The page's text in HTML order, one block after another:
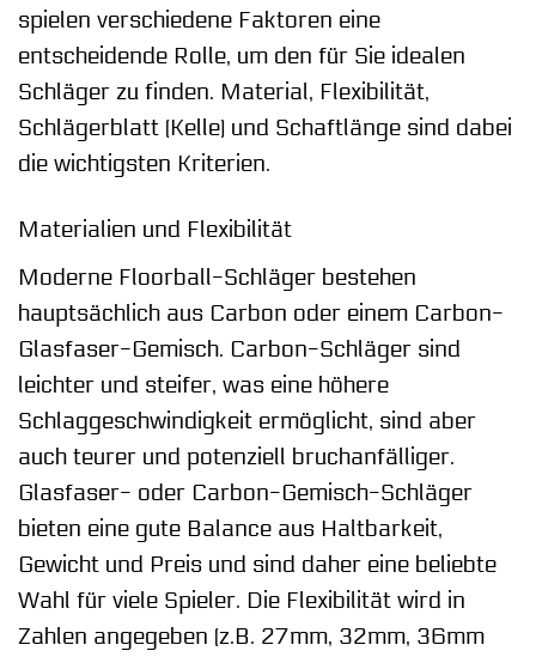
spielen verschiedene Faktoren eine
entscheidende Rolle, um den für Sie idealen
Schläger zu finden. Material, Flexibilität,
Schlägerblatt (Kelle) und Schaftlänge sind dabei
die wichtigsten Kriterien.
Materialien und Flexibilität
Moderne Floorball-Schläger bestehen
hauptsächlich aus Carbon oder einem Carbon-
Glasfaser-Gemisch. Carbon-Schläger sind
leichter und steifer, was eine höhere
Schlaggeschwindigkeit ermöglicht, sind aber
auch teurer und potenziell bruchanfälliger.
Glasfaser- oder Carbon-Gemisch-Schläger
bieten eine gute Balance aus Haltbarkeit,
Gewicht und Preis und sind daher eine beliebte
Wahl für viele Spieler. Die Flexibilität wird in
Zahlen angegeben (z.B. 27mm, 32mm, 36mm